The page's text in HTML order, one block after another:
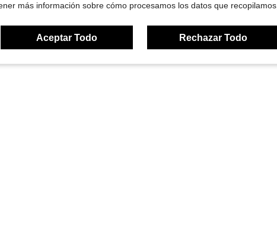
más información sobre cómo procesamos los datos que recopilamos,
Aceptar Todo Rechazar Todo